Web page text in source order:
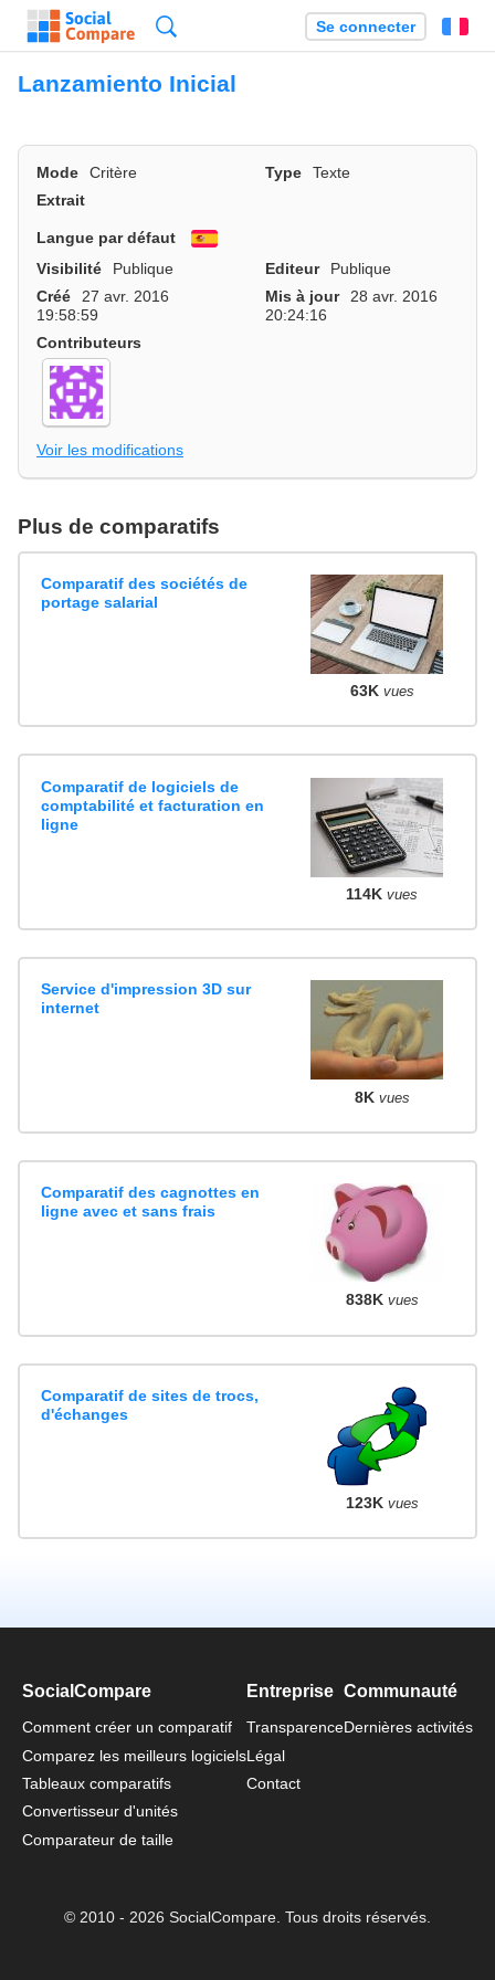
Se connecter
Lanzamiento Inicial
Mode Critère Type
Texte
Extrait
Langue par défaut
Español
Visibilité
Publique Editeur
Publique
Créé
27 avr. 2016
19:58:59
Mis à jour
28 avr. 2016
20:24:16
Contributeurs
Voir les modifications
Plus de comparatifs
Comparatif des sociétés de
portage salarial
63K vues
Comparatif de logiciels de
comptabilité et facturation en
ligne
114K vues
Service d'impression 3D sur
internet
8K vues
Comparatif des cagnottes en
ligne avec et sans frais
838K vues
Comparatif de sites de trocs,
d'échanges
123K vues
SocialCompare
Comment créer un comparatif
Comparez les meilleurs logiciels
Tableaux comparatifs
Convertisseur d'unités
Comparateur de taille
Entreprise
Transparence
Légal
Contact
Communauté
Dernières activités
© 2010 - 2026 SocialCompare. Tous droits réservés.